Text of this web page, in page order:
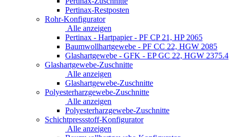
Pertinax-Restposten
Rohr-Konfigurator
Alle anzeigen
Pertinax - Hartpapier - PF CP 21, HP 2065
Baumwollhartgewebe - PF CC 22, HGW 2085
Glashartgewebe - GFK - EP GC 22, HGW 2375.4
Glashartgewebe-Zuschnitte
Alle anzeigen
Glashartgewebe-Zuschnitte
Polyesterharzgewebe-Zuschnitte
Alle anzeigen
Polyesterharzgewebe-Zuschnitte
Schichtpressstoff-Konfigurator
Alle anzeigen